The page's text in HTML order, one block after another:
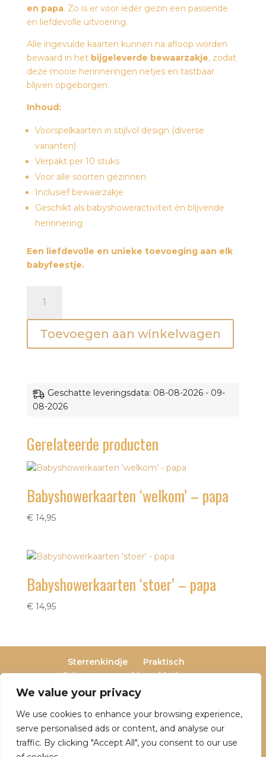
We value your privacy
We use cookies to enhance your browsing experience,
serve personalised ads or content, and analyse our
traffic. By clicking "Accept All", you consent to our use
en papa. Zo is er voor ieder gezin een passende
en liefdevolle uitvoering.
Alle ingevulde kaarten kunnen na afloop worden
bewaard in het bijgeleverde bewaarzakje, zodat
deze mooie herinneringen netjes en tastbaar
blijven opgeborgen.
Inhoud:
Voorspelkaarten in stijlvol design (diverse
varianten)
Verpakt per 10 stuks
Voor alle soorten gezinnen
Inclusief bewaarzakje
Geschikt als babyshoweractiviteit én blijvende
herinnering
Een liefdevolle en unieke toevoeging aan elk
babyfeestje.
-
papa
aantal
Toevoegen aan winkelwagen
Geschatte leveringsdata: 08-08-2026 - 09-
08-2026
Gerelateerde producten
Babyshowerkaarten ‘welkom’ – papa
€14,95
Babyshowerkaarten ‘stoer’ – papa
€14,95
Sterrenkindje
Praktisch
Privacy- en cookieverklaring
Terugbetaal- en retourneringsbeleid
Over Dutch Dreamers